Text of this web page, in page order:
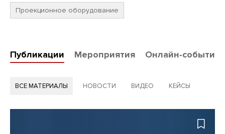
Проекционное оборудование
Публикации Мероприятия Онлайн-события
ВСЕ МАТЕРИАЛЫ НОВОСТИ ВИДЕО КЕЙСЫ